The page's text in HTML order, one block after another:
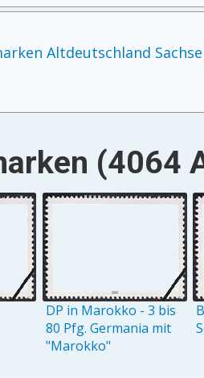
Altdeutschland
(4064
DP in Marokko - 3 bis
80 Pfg. Germania mit
"Marokko"